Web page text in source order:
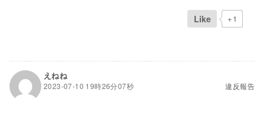
Like +1
えねね
2023-07-10 19時26分07秒 違反報告